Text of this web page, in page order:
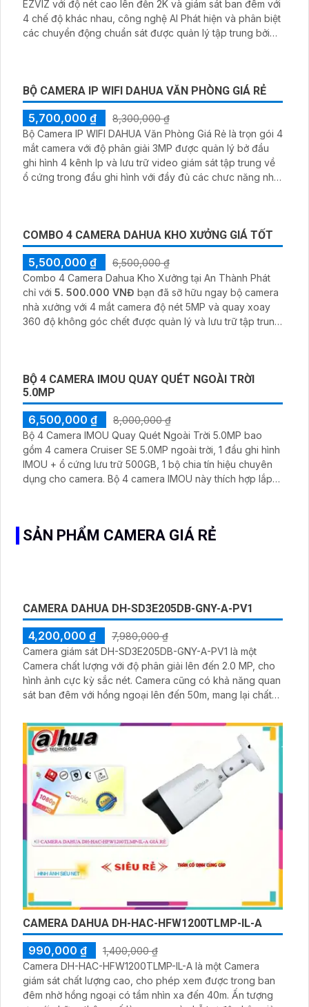
EZVIZ với độ nét cao lên đến 2K và giám sát ban đêm với
4 chế độ khác nhau, công nghệ AI Phát hiện và phân biệt
các chuyển động chuẩn sát được quản lý tập trung bởi
BỘ CAMERA IP WIFI DAHUA VĂN PHÒNG GIÁ RẺ
5,700,000 ₫
8,300,000 ₫
Bộ Camera IP WIFI DAHUA Văn Phòng Giá Rẻ là trọn gói 4
ổ cứng trong đầu ghi hình với đầy đủ các chưc năng như
AI Phát hiện chuyển động, đàm thoại âm thanh 2 chiều và
giám sát có màu vào ban đêm
COMBO 4 CAMERA DAHUA KHO XƯỞNG GIÁ TỐT
5,500,000 ₫
6,500,000 ₫
Combo 4 Camera Dahua Kho Xưởng tại An Thành Phát
chỉ với
5. 500.000 VNĐ
bạn đã sỡ hữu ngay bộ camera
về đầu ghi hình ổ cứng hỗ trợ xem qua tivi
6,500,000 ₫
8,000,000 ₫
Bộ 4 Camera IMOU Quay Quét Ngoài Trời 5.0MP bao
gồm 4 camera Cruiser SE 5.0MP ngoài trời, 1 đầu ghi hình
IMOU + ổ cứng lưu trữ 500GB, 1 bộ chia tín hiệu chuyên
dụng cho camera. Bộ 4 camera IMOU này thích hợp lắp
đặt cho kho hàng, nhà xưởng, khu phố và khu vực cần
SẢN PHẨM CAMERA GIÁ RẺ
CAMERA DAHUA DH-SD3E205DB-GNY-A-PV1
7,980,000 ₫
Camera giám sát DH-SD3E205DB-GNY-A-PV1 là một
Camera chất lượng với độ phân giải lên đến 2.0 MP, cho
hình ảnh cực kỳ sắc nét. Camera cũng có khả năng quan
sát ban đêm với hồng ngoại lên đến 50m, mang lại chất
lượng hình ảnh tốt ngay cả trong điều kiện ánh sáng yếu.
Được trang bị công nghệ IP, camera có thể hoạt động ổn
định và mang lại hình ảnh rõ ràng dù lắp đặt ở bất kỳ đâu